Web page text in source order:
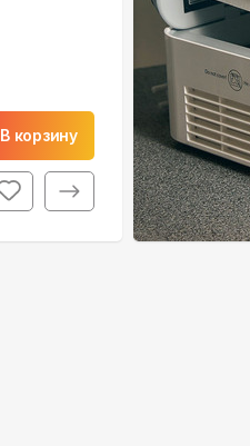
В корзину